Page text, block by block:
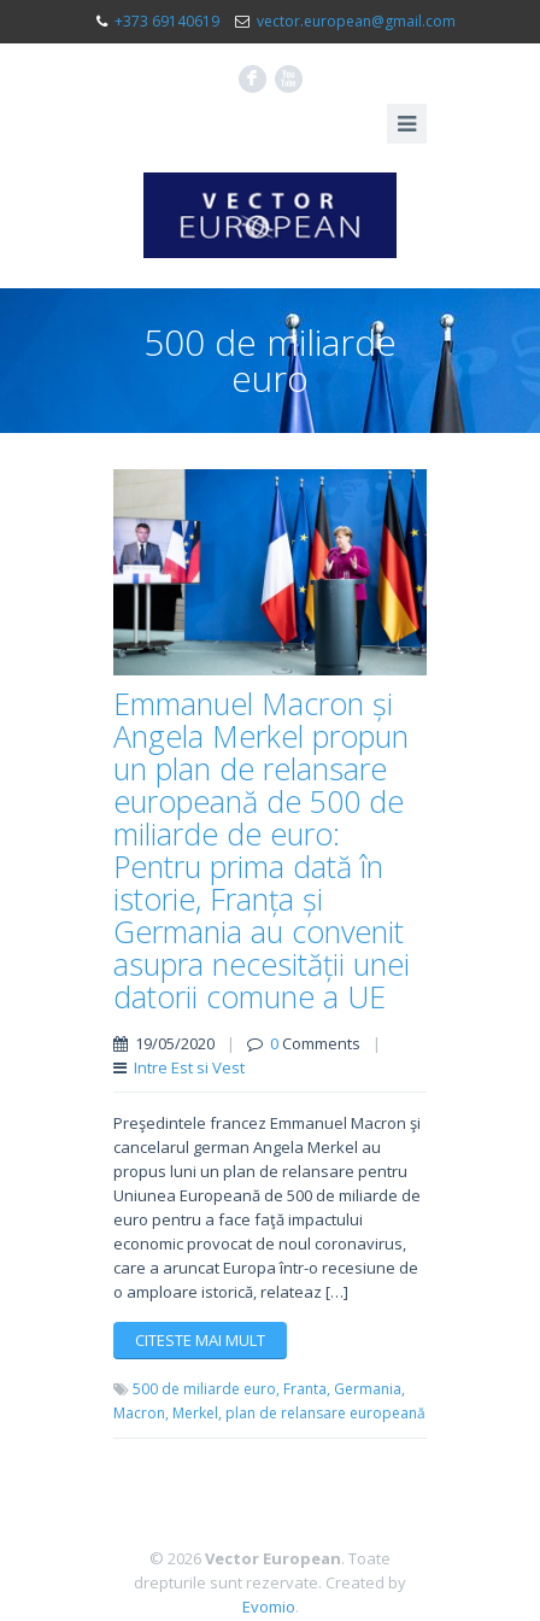
+373 69140619 vector.european@gmail.com
F X
500 de miliarde
euro
Emmanuel Macron și
Angela Merkel propun
un plan de relansare
europeană de 500 de
miliarde de euro:
Pentru prima dată în
istorie, Franța și
Germania au convenit
asupra necesității unei
datorii comune a UE
19/05/2020 | 0Comments
|
Intre Est si Vest
Preşedintele francez Emmanuel Macron şi
cancelarul german Angela Merkel au
propus luni un plan de relansare pentru
Uniunea Europeană de 500 de miliarde de
euro pentru a face faţă impactului
economic provocat de noul coronavirus,
care a aruncat Europa într-o recesiune de
o amploare istorică, relateaz […]
CITESTE MAI MULT
500 de miliarde euro, Franta, Germania,
Macron, Merkel, plan de relansare europeană
© 2026Vector European. Toate
drepturile sunt rezervate. Created by
Evomio.